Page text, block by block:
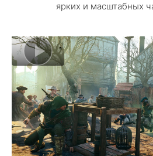
ярких и масштабных